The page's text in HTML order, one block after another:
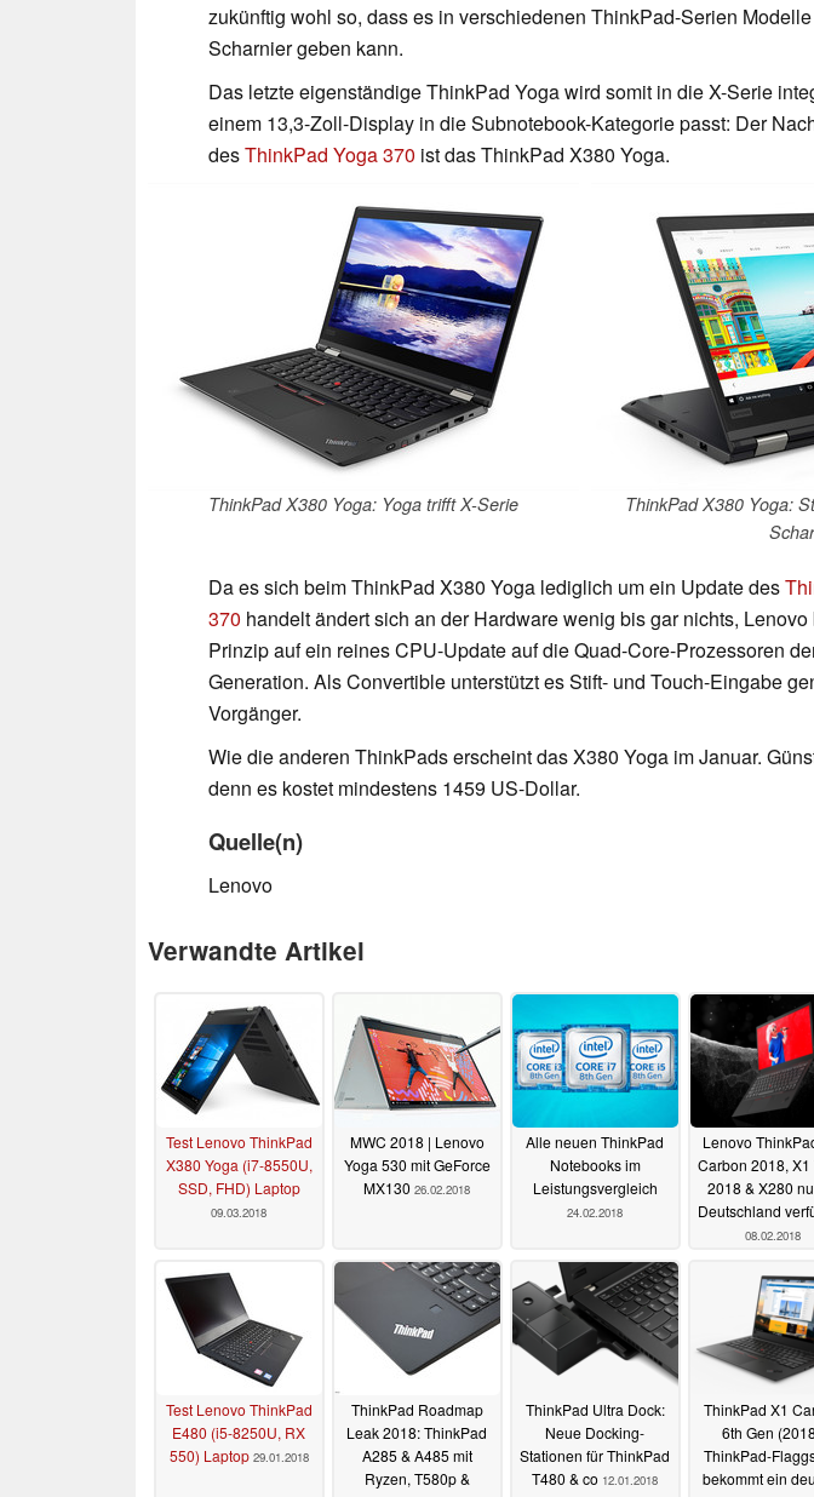
zukünftig wohl so, dass es in verschiedenen ThinkPad-Serien
Scharnier geben kann.
Das letzte eigenständige ThinkPad Yoga wird somit in die X-Serie
einem 13,3-Zoll-Display in die Subnotebook-Kategorie passt: Der
desThinkPad Yoga 370 ist das ThinkPad X380 Yoga.
ThinkPad X380 Yoga: Yoga trifft X-Serie
ThinkPad X380 Yoga:
Da es sich beim ThinkPad X380 Yoga lediglich um ein Update des
370 handelt ändert sich an der Hardware wenig bis gar nichts,
Prinzip auf ein reines CPU-Update auf die Quad-Core-Prozessoren
Generation. Als Convertible unterstützt es Stift- und Touch-Eingabe
Vorgänger.
Wie die anderen ThinkPads erscheint das X380 Yoga im Januar.
denn es kostet mindestens 1459 US-Dollar.
Quelle(n)
Lenovo
Verwandte Artikel
Test Lenovo ThinkPad
X380 Yoga (i7-8550U,
SSD, FHD) Laptop
09.03.2018
MWC 2018 | Lenovo
Yoga 530 mit GeForce
MX130 26.02.2018
Alle neuen ThinkPad
Notebooks im
Leistungsvergleich
24.02.2018
Lenovo
Carbon 2018, X1
2018 & X280
Deutschland
08.02.2018
Test Lenovo ThinkPad
E480 (i5-8250U, RX
550) Laptop 29.01.2018
ThinkPad Roadmap
Leak 2018: ThinkPad
A285 & A485 mit
Ryzen, T580p &
ThinkPad Ultra Dock:
Neue Docking-
Stationen für ThinkPad
T480 & co 12.01.2018
ThinkPad X1
6th Gen
ThinkPad-
bekommt ein